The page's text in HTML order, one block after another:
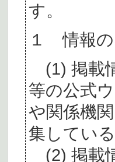
す。
１ 情報の
(1) 掲載
等の公式
や関係機
集してい
(2) 掲載